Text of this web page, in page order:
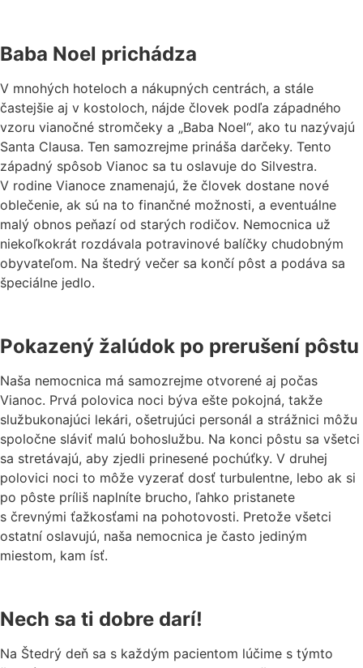
Baba Noel prichádza
V mnohých hoteloch a nákupných centrách, a stále
častejšie aj v kostoloch, nájde človek podľa západného
vzoru vianočné stromčeky a „Baba Noel“, ako tu nazývajú
Santa Clausa. Ten samozrejme prináša darčeky. Tento
západný spôsob Vianoc sa tu oslavuje do Silvestra.
V rodine Vianoce znamenajú, že človek dostane nové
oblečenie, ak sú na to finančné možnosti, a eventuálne
malý obnos peňazí od starých rodičov. Nemocnica už
niekoľkokrát rozdávala potravinové balíčky chudobným
obyvateľom. Na štedrý večer sa končí pôst a podáva sa
špeciálne jedlo.
Pokazený žalúdok po prerušení pôstu
Naša nemocnica má samozrejme otvorené aj počas
Vianoc. Prvá polovica noci býva ešte pokojná, takže
službukonajúci lekári, ošetrujúci personál a strážnici môžu
spoločne sláviť malú bohoslužbu. Na konci pôstu sa všetci
sa stretávajú, aby zjedli prinesené pochúťky. V druhej
polovici noci to môže vyzerať dosť turbulentne, lebo ak si
po pôste príliš naplníte brucho, ľahko pristanete
s črevnými ťažkosťami na pohotovosti. Pretože všetci
ostatní oslavujú, naša nemocnica je často jediným
miestom, kam ísť.
Nech sa ti dobre darí!
Na Štedrý deň sa s každým pacientom lúčime s týmto